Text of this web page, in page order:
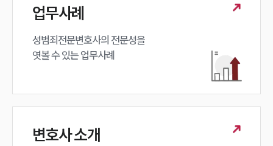
업무사례
성범죄전문변호사의 전문성을
엿볼 수 있는 업무사례
변호사 소개